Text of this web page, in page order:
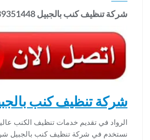
شركة تنظيف كنب بالجبيل 0539351448
شركة تنظيف كنب
الرواد في تقديم خدمات تنظيف الكنب
نستخدم في شركة تنظيف كنب بالجبيل